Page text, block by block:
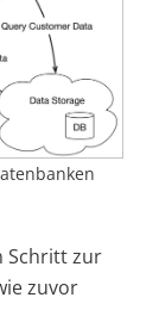
Schritt zur
zuvor